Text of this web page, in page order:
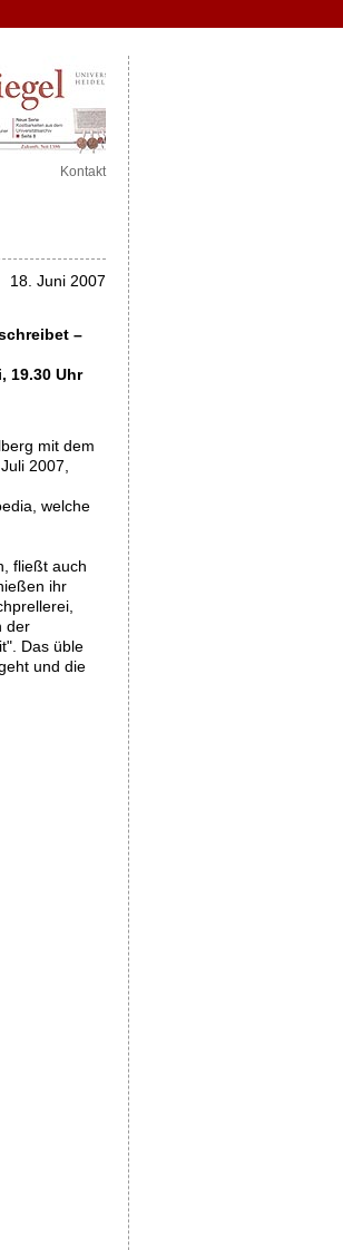
Kontakt
18. Juni 2007
–
19.30 Uhr
mit dem
2007,
welche
fließt auch
ihr
der
Das üble
und die